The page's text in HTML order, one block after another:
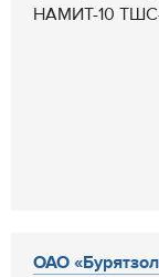
НАМИТ-10
ОАО